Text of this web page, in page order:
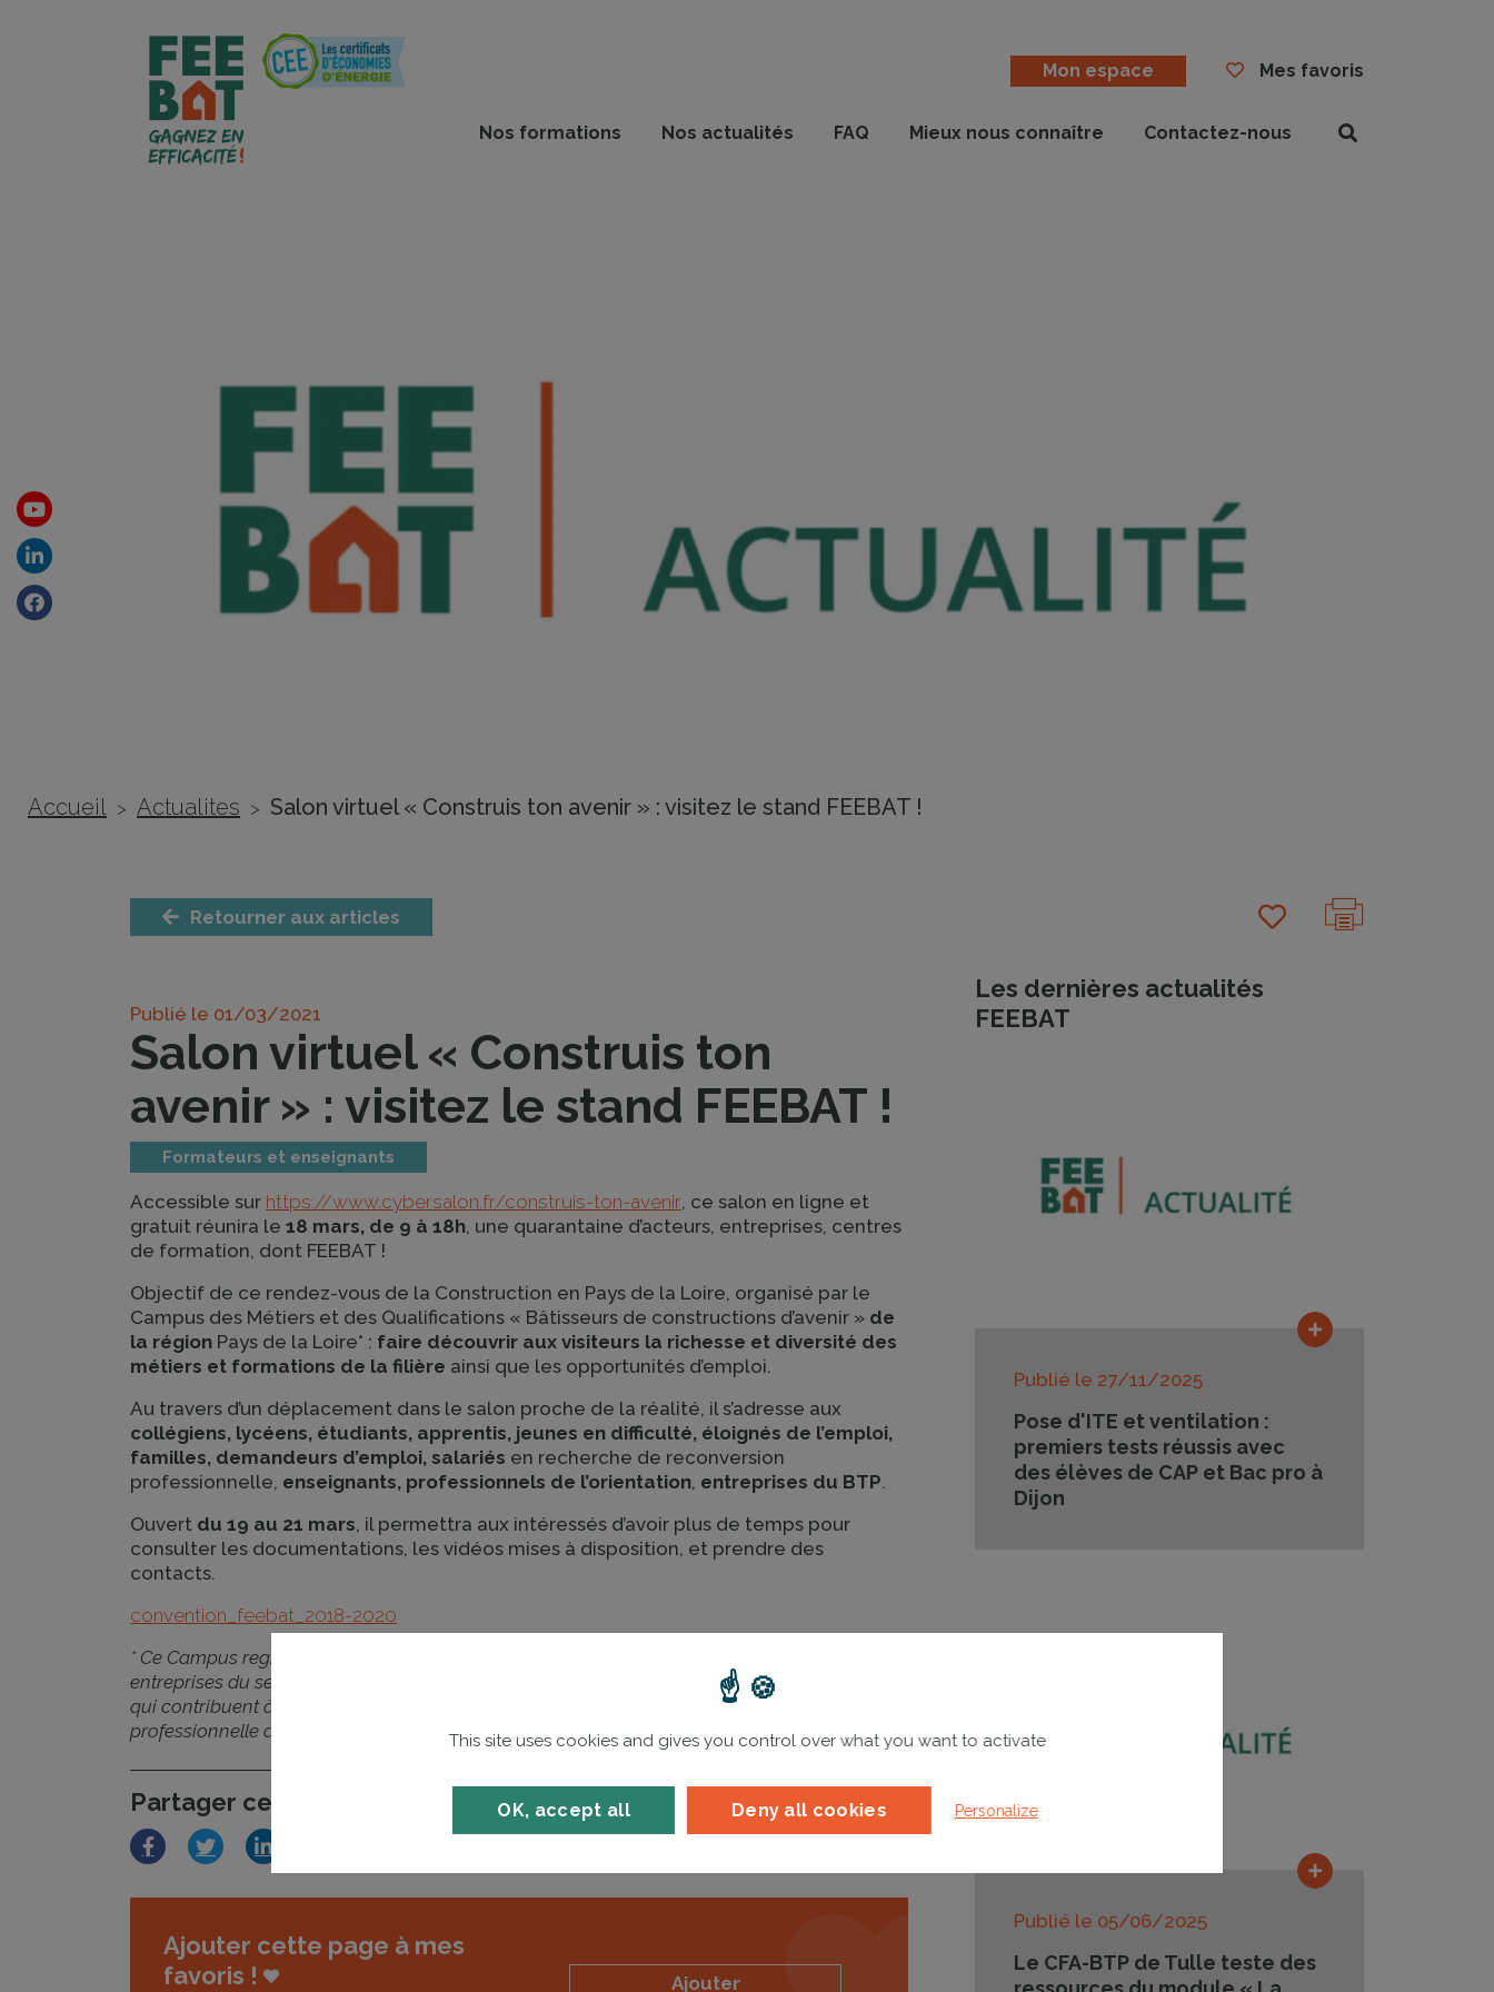
Mon espace Mes favoris
Nos formations Nos actualités FAQ Mieux nous connaître Contactez-nous
Accueil > Actualites > Salon virtuel « Construis ton avenir » : visitez le stand FEEBAT !
Retourner aux articles
Publié le 01/03/2021
Salon virtuel « Construis ton
avenir » : visitez le stand FEEBAT !
Formateurs et enseignants
Accessible sur https://www.cybersalon.fr/construis-ton-avenir, ce salon en ligne et
gratuit réunira le 18 mars, de 9 à 18h, une quarantaine d’acteurs, entreprises, centres
de formation, dont FEEBAT !
Objectif de ce rendez-vous de la Construction en Pays de la Loire, organisé par le
Campus des Métiers et des Qualifications « Bâtisseurs de constructions d’avenir » de
la région Pays de la Loire* : faire découvrir aux visiteurs la richesse et diversité des
métiers et formations de la filière ainsi que les opportunités d’emploi.
Au travers d’un déplacement dans le salon proche de la réalité, il s’adresse aux
collégiens, lycéens, étudiants, apprentis, jeunes en difficulté, éloignés de l’emploi,
familles, demandeurs d’emploi, salariés en recherche de reconversion
professionnelle, enseignants, professionnels de l’orientation, entreprises du BTP.
Ouvert du 19 au 21 mars, il permettra aux intéressés d’avoir plus de temps pour
consulter les documentations, les vidéos mises à disposition, et prendre des
contacts.
convention_feebat_2018-2020
* Ce Campus regroupe un réseau d’acteurs et de partenaires (établissements de formation,
entreprises du secteur et branches professionnelles, institutions, laboratoires de recherche)
qui contribuent à rapprocher l’École et le monde économique pour faciliter l’insertion
professionnelle des jeunes et des adultes.
Partager cet article
FacebookTwitterLinkedIn
Ajouter cette page à mes
favoris !
Ajouter
Les dernières actualités
FEEBAT
Publié le 27/11/2025
Pose d'ITE et ventilation :
premiers tests réussis avec
des élèves de CAP et Bac pro à
Dijon
Lire la suite
Publié le 05/06/2025
Le CFA-BTP de Tulle teste des
Lire la suite
Youtube
Linkedin
Facebook
This site uses cookies and gives you control over what you want to activate
OK, accept all Deny all cookies Personalize